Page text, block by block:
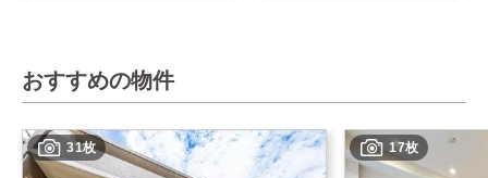
おすすめの物件
31枚 17枚